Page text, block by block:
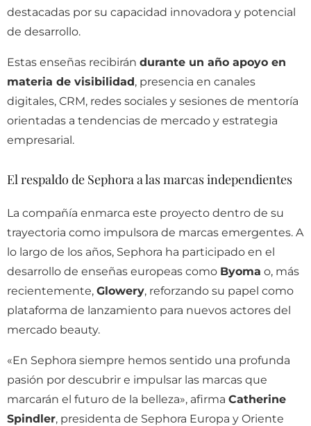
destacadas por su capacidad innovadora y potencial
de desarrollo.
Estas enseñas recibirán durante un año apoyo en
materia de visibilidad, presencia en canales
digitales, CRM, redes sociales y sesiones de mentoría
orientadas a tendencias de mercado y estrategia
empresarial.
El respaldo de Sephora a las marcas independientes
La compañía enmarca este proyecto dentro de su
trayectoria como impulsora de marcas emergentes. A
lo largo de los años, Sephora ha participado en el
desarrollo de enseñas europeas como Byoma o, más
recientemente, Glowery, reforzando su papel como
plataforma de lanzamiento para nuevos actores del
mercado beauty.
«En Sephora siempre hemos sentido una profunda
pasión por descubrir e impulsar las marcas que
marcarán el futuro de la belleza», afirma Catherine
Spindler, presidenta de Sephora Europa y Oriente